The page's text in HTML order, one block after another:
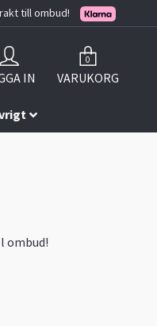
till ombud!
IN
0
VARUKORG
ombud!